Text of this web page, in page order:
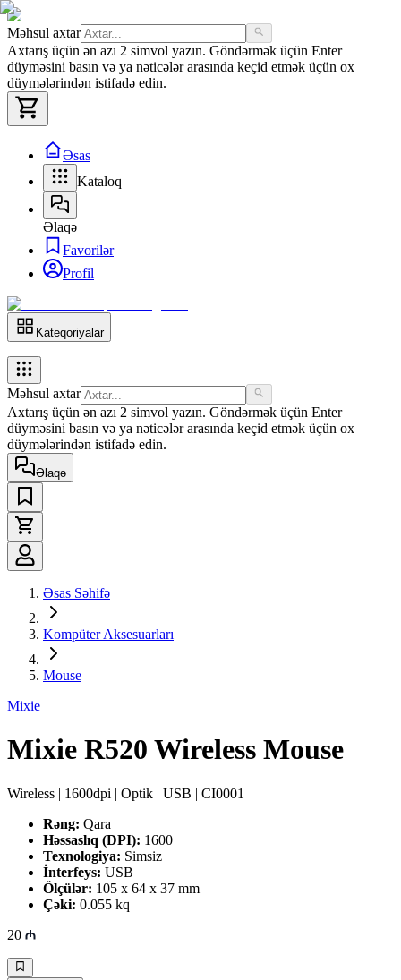
Məhsul axtar
Axtarış üçün ən azı 2 simvol yazın. Göndərmək üçün Enter
düyməsini basın və ya nəticələr arasında keçid etmək üçün ox
düymələrindən istifadə edin.
Əsas
Kataloq
Əlaqə
Favorilər
Profil
Kateqoriyalar
Məhsul axtar
Axtarış üçün ən azı 2 simvol yazın. Göndərmək üçün Enter
düyməsini basın və ya nəticələr arasında keçid etmək üçün ox
düymələrindən istifadə edin.
Əlaqə
Əsas Səhifə
Kompüter Aksesuarları
Mouse
Mixie
Mixie R520 Wireless Mouse
Wireless | 1600dpi | Optik | USB | CI0001
Rəng: Qara
Həssaslıq (DPI): 1600
Texnologiya: Simsiz
İnterfeys: USB
Ölçülər: 105 x 64 x 37 mm
Çəki: 0.055 kq
20